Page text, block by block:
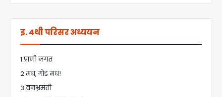
इ. 4थी परिसर अध्ययन
1.प्राणी जगत
2.मध, गोड मध!
3.वनभ्रमंती